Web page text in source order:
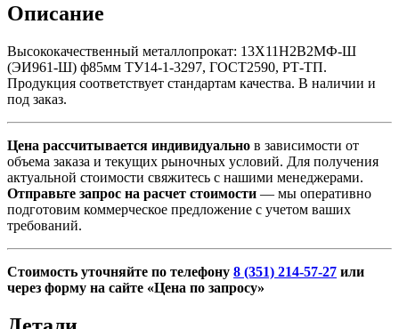
ф85мм
ТУ14-
3297,
ГОСТ2590,
РТ-
ТП
Описание
Высококачественный металлопрокат: 13Х11Н2В2МФ-Ш
(ЭИ961-Ш) ф85мм ТУ14-1-3297, ГОСТ2590, РТ-ТП.
Продукция соответствует стандартам качества. В наличии и
под заказ.
Цена рассчитывается индивидуально в зависимости от
объема заказа и текущих рыночных условий. Для получения
актуальной стоимости свяжитесь с нашими менеджерами.
Отправьте запрос на расчет стоимости — мы оперативно
подготовим коммерческое предложение с учетом ваших
требований.
Стоимость уточняйте по телефону 8 (351) 214-57-27 или
через форму на сайте «Цена по запросу»